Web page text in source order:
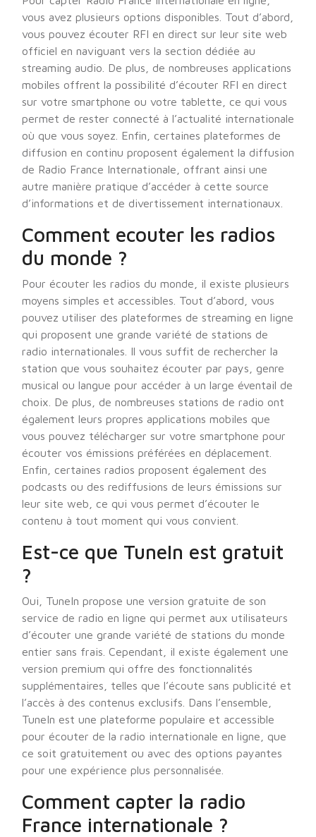
vous avez plusieurs options disponibles. Tout d’abord,
vous pouvez écouter RFI en direct sur leur site web
officiel en naviguant vers la section dédiée au
streaming audio. De plus, de nombreuses applications
mobiles offrent la possibilité d’écouter RFI en direct
sur votre smartphone ou votre tablette, ce qui vous
permet de rester connecté à l’actualité internationale
où que vous soyez. Enfin, certaines plateformes de
diffusion en continu proposent également la diffusion
de Radio France Internationale, offrant ainsi une
autre manière pratique d’accéder à cette source
d’informations et de divertissement internationaux.
Comment ecouter les radios
du monde ?
Pour écouter les radios du monde, il existe plusieurs
moyens simples et accessibles. Tout d’abord, vous
pouvez utiliser des plateformes de streaming en ligne
qui proposent une grande variété de stations de
radio internationales. Il vous suffit de rechercher la
station que vous souhaitez écouter par pays, genre
musical ou langue pour accéder à un large éventail de
choix. De plus, de nombreuses stations de radio ont
également leurs propres applications mobiles que
vous pouvez télécharger sur votre smartphone pour
écouter vos émissions préférées en déplacement.
Enfin, certaines radios proposent également des
podcasts ou des rediffusions de leurs émissions sur
leur site web, ce qui vous permet d’écouter le
contenu à tout moment qui vous convient.
Est-ce que TuneIn est gratuit
?
Oui, TuneIn propose une version gratuite de son
service de radio en ligne qui permet aux utilisateurs
d’écouter une grande variété de stations du monde
entier sans frais. Cependant, il existe également une
version premium qui offre des fonctionnalités
supplémentaires, telles que l’écoute sans publicité et
l’accès à des contenus exclusifs. Dans l’ensemble,
TuneIn est une plateforme populaire et accessible
pour écouter de la radio internationale en ligne, que
ce soit gratuitement ou avec des options payantes
pour une expérience plus personnalisée.
Comment capter la radio
France internationale ?